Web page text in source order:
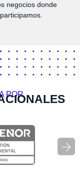
negocios donde
participamos.
POR